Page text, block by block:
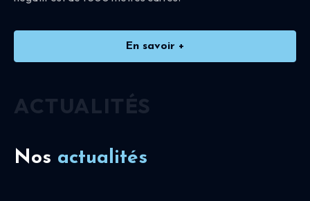
En savoir +
ACTUALITÉS
Nos actualités